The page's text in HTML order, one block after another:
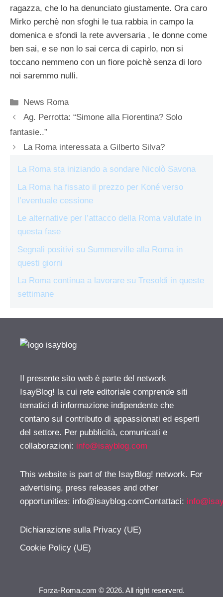
ragazza, che lo ha denunciato giustamente. Ora caro
Mirko perchè non sfoghi le tua rabbia in campo la
domenica e sfondi la rete avversaria , le donne come
ben sai, e se non lo sai cerca di capirlo, non si
toccano nemmeno con un fiore poichè senza di loro
noi saremmo nulli.
Categorie
News Roma
Ag. Perrotta: “Simone alla Fiorentina? Solo
fantasie..”
La Roma interessata a Gilberto Silva?
La Roma sta iniziando a sondare Nicolò Savona
La Roma ha fissato il prezzo per Koné verso
l’eventuale cessione
Le alternative per l’attacco della Roma valutate in
questa fase
Segnali positivi su Summerville alla Roma in
questi giorni
La Roma continua a lavorare su Tresoldi in queste
settimane
Il presente sito web è parte del network
IsayBlog! la cui rete editoriale comprende siti
tematici di informazione indipendente che
contano sul contributo di appassionati ed esperti
del settore. Per pubblicità, comunicati e
collaborazioni: info@isayblog.com
This website is part of the IsayBlog! network. For
advertising, press releases and other
opportunities: info@isayblog.comContattaci:
Dichiarazione sulla Privacy (UE)
Cookie Policy (UE)
Forza-Roma.com © 2026. All right reserverd.